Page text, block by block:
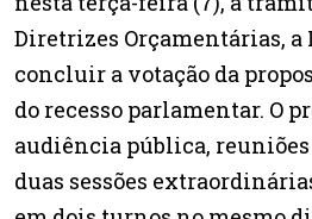
Diretrizes Orçamentárias, a
concluir a votação da
do recesso parlamentar. O
audiência pública, reuniões
duas sessões